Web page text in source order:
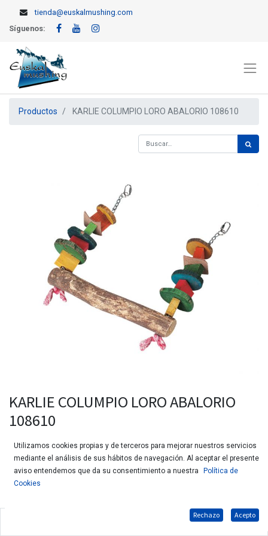
tienda@euskalmushing.com
Síguenos:
Productos KARLIE COLUMPIO LORO ABALORIO 108610
KARLIE COLUMPIO LORO ABALORIO
108610
Utilizamos cookies propias y de terceros para mejorar nuestros servicios
mediante el análisis de sus hábitos de navegación. Al aceptar el presente
aviso entendemos que da su consentimiento a nuestra
Política de
Cookies
Rechazo Acepto